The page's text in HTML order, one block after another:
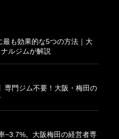
最も効果的な5つの方法｜大
ルジムが解説
専門ジム不要！大阪・梅田の
−3.7%。大阪梅田の経営者専